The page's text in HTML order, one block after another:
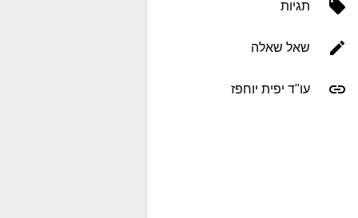
תגיות
שאל שאלה
עו"ד יפית יוחפז